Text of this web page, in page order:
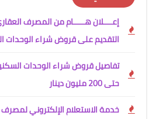
إعــــلان هـــــام من المصرف
التقديم على قروض شراء الوحدات
تفاصيل قروض شراء الوحدات
حتى 200 مليون دينار
خدمة الاستعلام الإلكتروني